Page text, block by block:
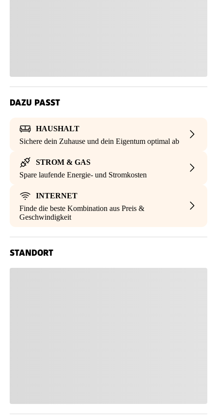
DAZU PASST
HAUSHALT
Sichere dein Zuhause und dein Eigentum optimal ab
STROM & GAS
Spare laufende Energie- und Stromkosten
INTERNET
Finde die beste Kombination aus Preis &
Geschwindigkeit
STANDORT